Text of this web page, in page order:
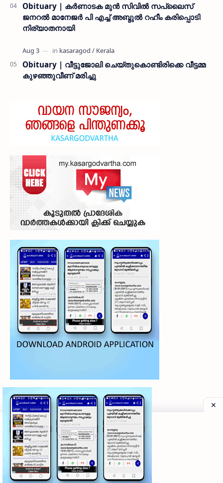
Obituary | കർണാടക മുൻ സിവില്‍ സപ്ലൈസ്
ജനറൽ മാനേജർ പി എച്ച് അബ്ദുൽ റഹീം കരിപ്പൊടി
നിര്യാതനായി
Obituary | വീട്ടുജോലി ചെയ്തുകൊണ്ടിരിക്കെ വീട്ടമ്മ
കുഴഞ്ഞുവീണ് മരിച്ചു
©2026‧My Kasaragod Vartha | LATEST KASARAGOD
Privacy Policy
Grievance Redressal